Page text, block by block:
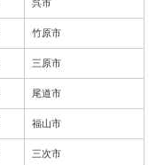
呉市
竹原市
三原市
尾道市
福山市
三次市